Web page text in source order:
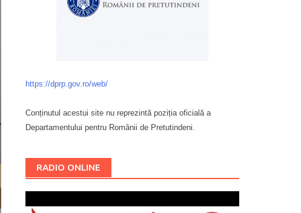
https://dprp.gov.ro/web/
Conținutul acestui site nu reprezintă poziția oficială a
Departamentului pentru Românii de Pretutindeni.
RADIO ONLINE